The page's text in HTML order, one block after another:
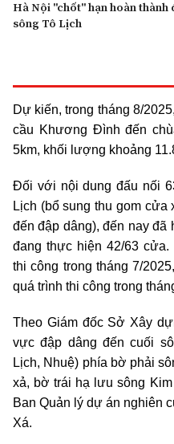
Hà Nội "chốt" hạn hoàn
sông Tô Lịch
Dự kiến, trong tháng 8/
cầu Khương Đình đến
5km, khối lượng khoảng
Đối với nội dung đấu nối
Lịch (bổ sung thu gom
đến đập dâng), đến nay đã
đang thực hiện 42/63
thi công trong tháng 7/
quá trình thi công trong
Theo Giám đốc Sở Xây
vực đập dâng đến cuối
Lịch, Nhuệ) phía bờ phải
xả, bờ trái hạ lưu sông
Ban Quản lý dự án nghiên
Xá.